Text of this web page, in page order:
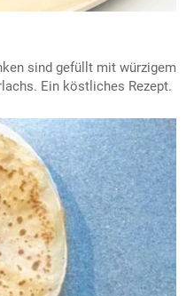
sind gefüllt mit würzigem
Ein köstliches Rezept.